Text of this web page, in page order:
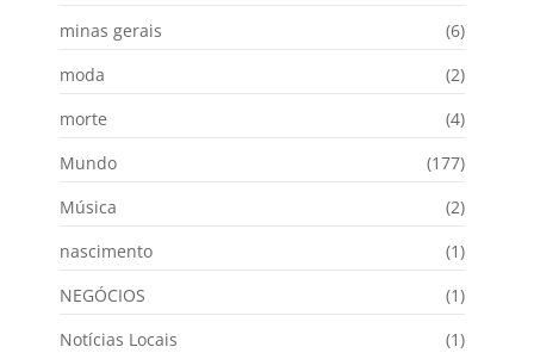
minas gerais
(6)
moda
(2)
morte
(4)
Mundo
(177)
Música
(2)
nascimento
(1)
NEGÓCIOS
(1)
Notícias Locais
(1)